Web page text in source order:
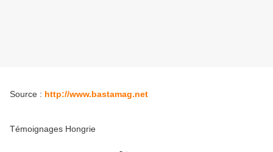
Source : http://www.bastamag.net
Témoignages Hongrie